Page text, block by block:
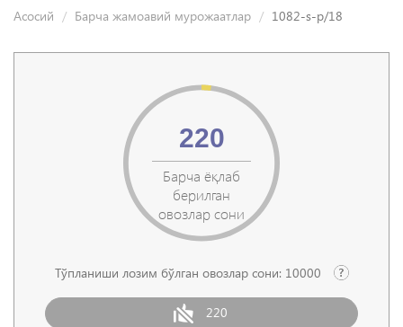
Асосий Барча жамоавий мурожаатлар 1082-s-p/18
Барча ёқлаб
берилган
овозлар сони
220
Тўпланиши лозим бўлган овозлар сони: 10000
220